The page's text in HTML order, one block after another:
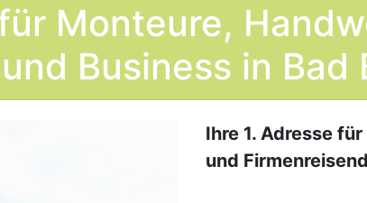
Monteure,
Business in Bad
Ihre 1. Adresse
und